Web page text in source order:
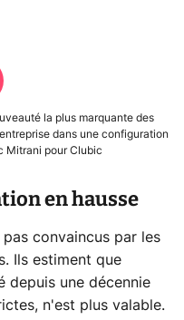
la plus marquante des
dans une configuration
Mitrani pour Clubic
en hausse
convaincus par les
Ils estiment que
depuis une décennie
n'est plus valable.